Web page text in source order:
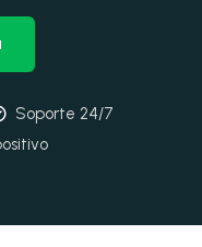
Soporte 24/7